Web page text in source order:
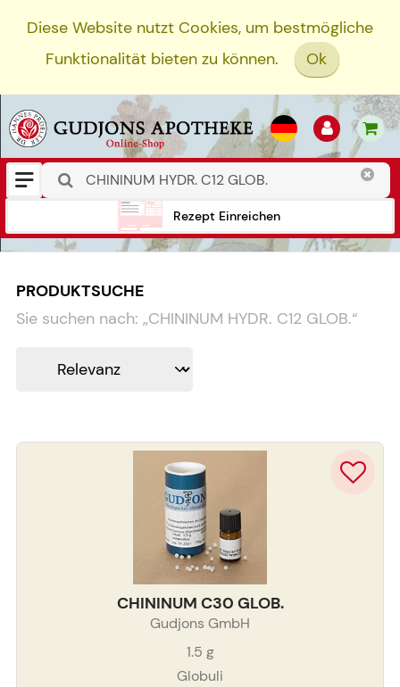
Diese Website nutzt Cookies, um bestmögliche
Funktionalität bieten zu können.
Ok
Rezept Einreichen
PRODUKTSUCHE
Sie suchen nach: „CHININUM HYDR. C12 GLOB.“
CHININUM C30 GLOB.
Gudjons GmbH
1.5 g
Globuli